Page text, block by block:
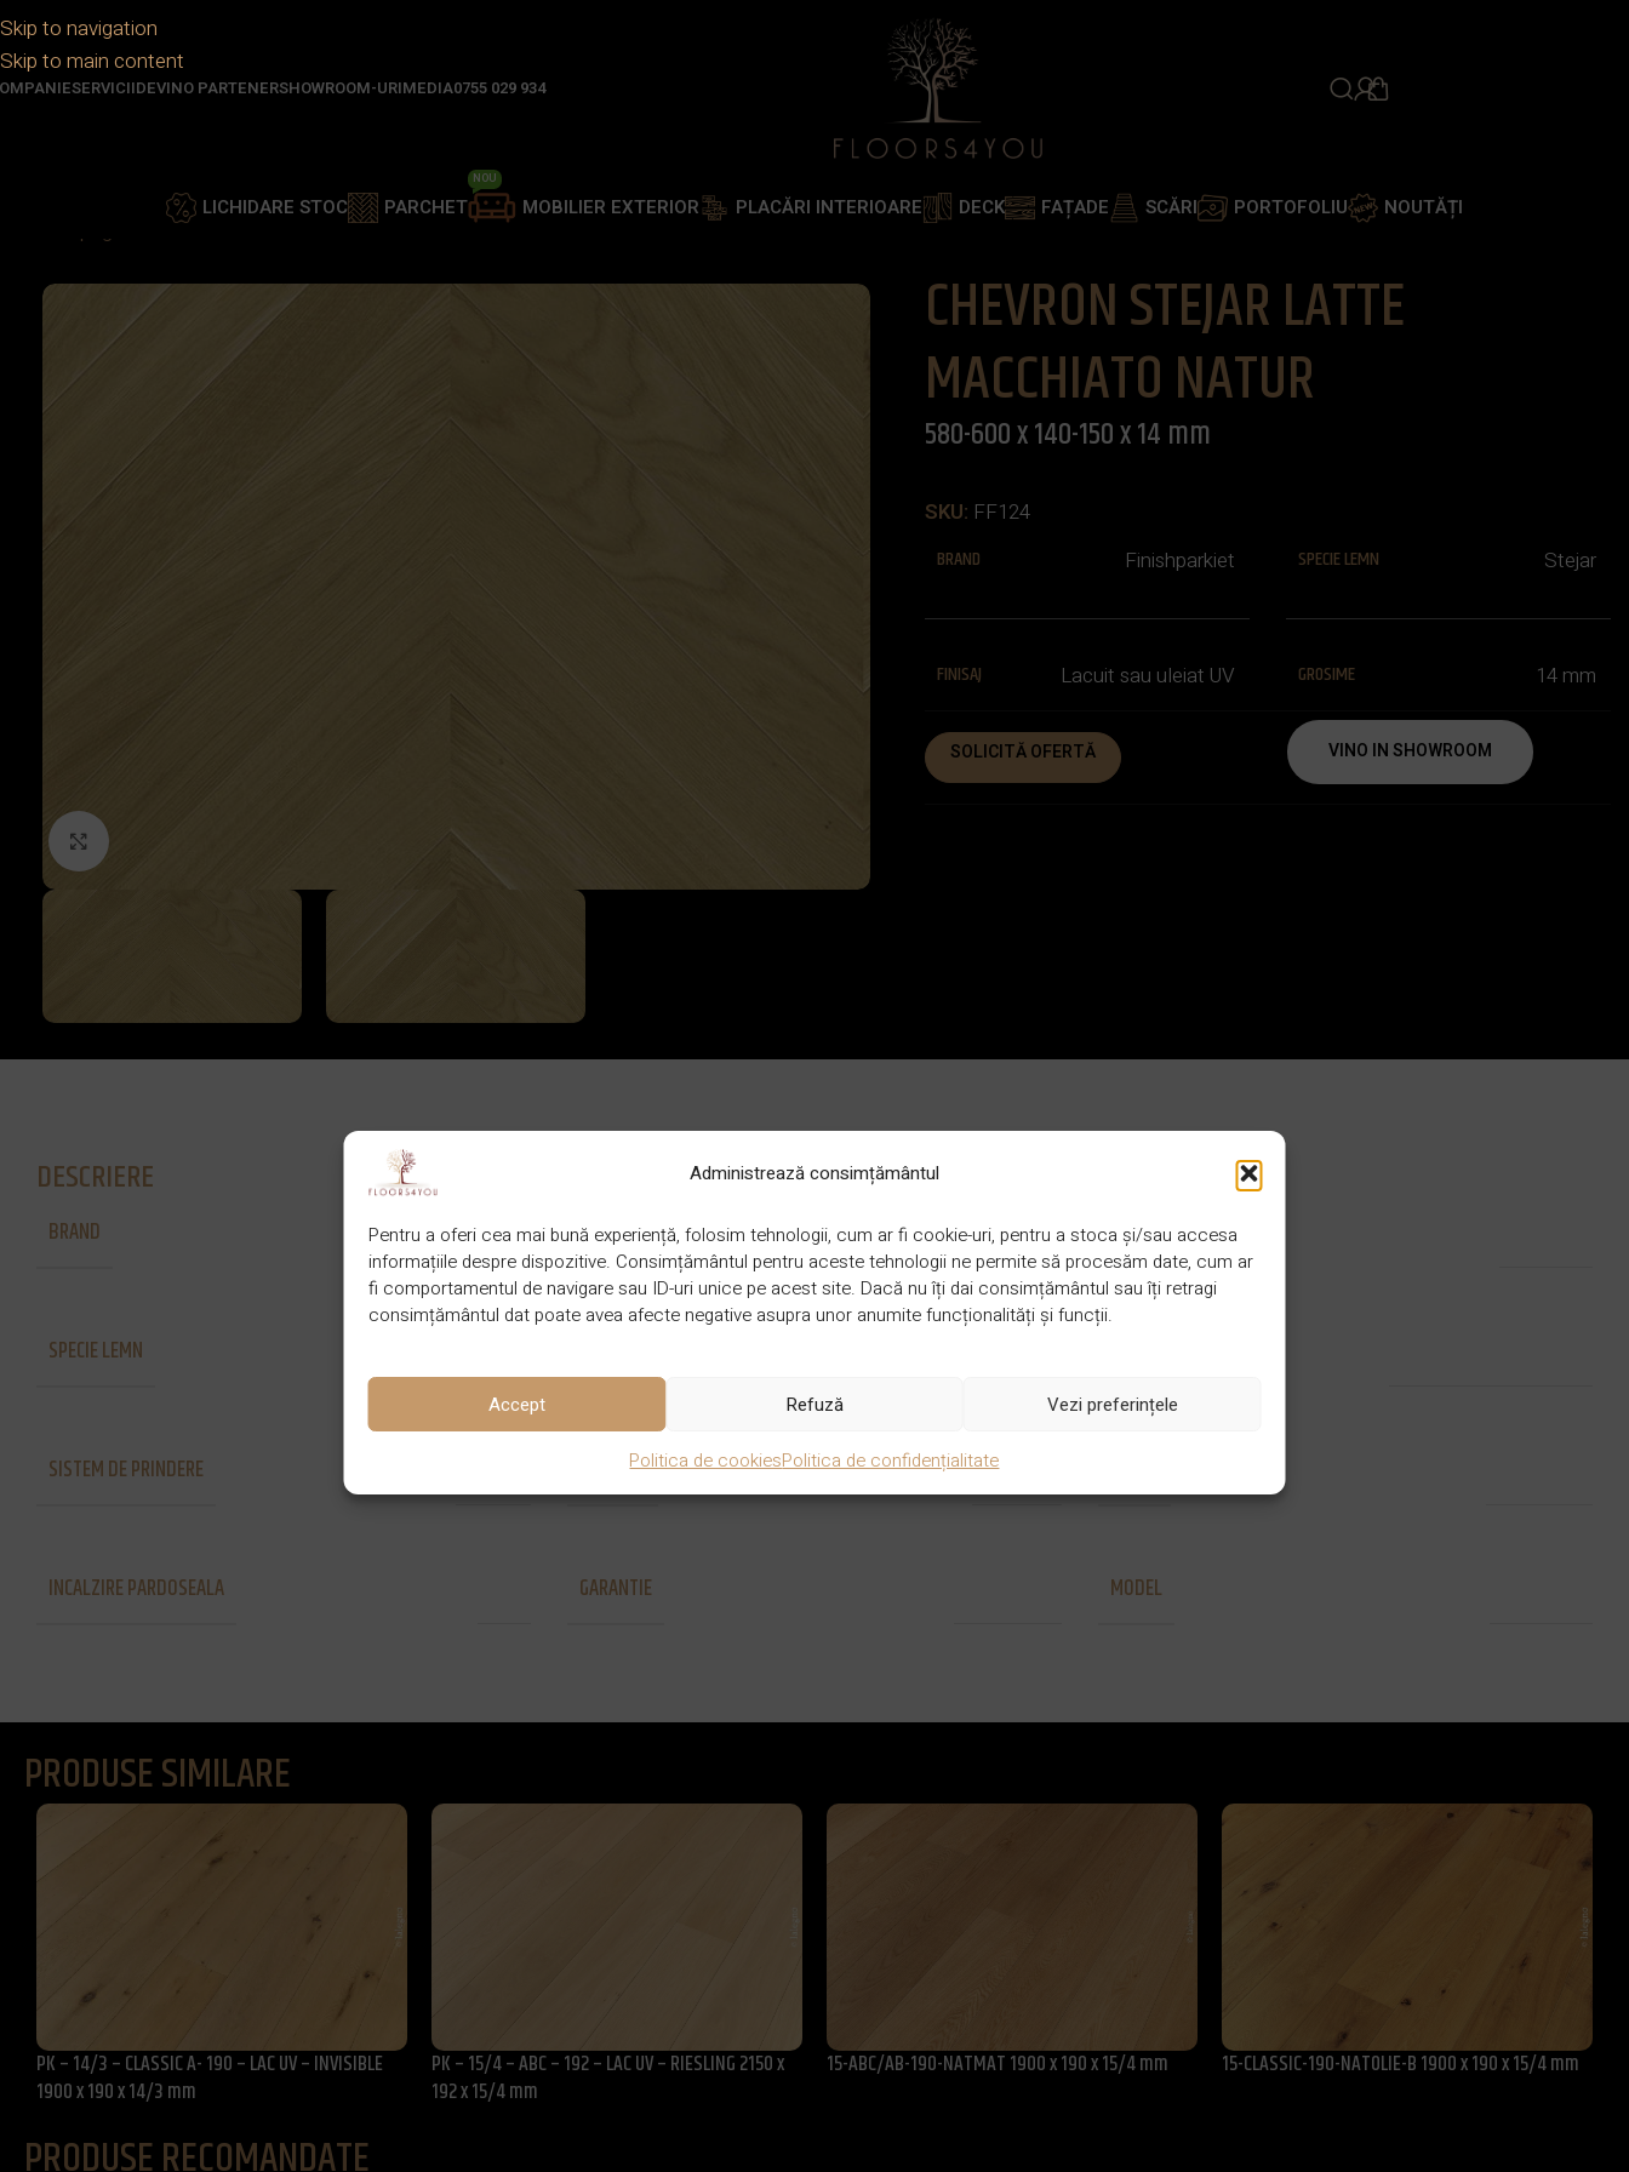
Administrează consimțământul
Pentru a oferi cea mai bună experiență, folosim tehnologii, cum ar fi cookie-uri, pentru a stoca și/sau accesa
informațiile despre dispozitive. Consimțământul pentru aceste tehnologii ne permite să procesăm date, cum ar
fi comportamentul de navigare sau ID-uri unice pe acest site. Dacă nu îți dai consimțământul sau îți retragi
consimțământul dat poate avea afecte negative asupra unor anumite funcționalități și funcții.
Accept Refuză Vezi preferințele
Politica de cookiesPolitica de confidențialitate
Skip to navigation
Skip to main content
SERVICIIDEVINO PARTENERSHOWROOM-URIMEDIA0755 029 934 PROGRAMEAZĂ
LICHIDARE STOC PARCHET MOBILIER EXTERIOR
NOU
PLACĂRI INTERIOARE DECK FAȚADE SCĂRI PORTOFOLIU NOUTĂȚI
Prima pagină Parchet Parchet lemn stratificat CHEVRON STEJAR LATTE MACCHIATO NATUR 580-600 x 140-150 x 14 mm
CHEVRON STEJAR LATTE
MACCHIATO NATUR
580-600 x 140-150 x 14 mm
SKU: FF124
BRAND
Finishparkiet SPECIE LEMN Stejar
FINISAJ Lacuit sau uleiat UV GROSIME 14 mm
SOLICITĂ OFERTĂ VINO IN SHOWROOM
DESCRIERE
BRAND Finishparkiet DIMENSIUNE 580-600 x 140-150 x 14 mm CULOARE
SPECIE LEMN
SISTEM DE PRINDERE GROSIME 14 mm
INCALZIRE PARDOSEALA GARANTIE MODEL
PRODUSE SIMILARE
PK – 14/3 – CLASSIC A- 190 – LAC UV – INVISIBLE
1900 x 190 x 14/3 mm
PK – 15/4 – ABC – 192 – LAC UV – RIESLING 2150 x
192 x 15/4 mm
15-ABC/AB-190-NATMAT 1900 x 190 x 15/4 mm 15-CLASSIC-190-NATOLIE-B 1900 x 190 x 15/4 mm
PRODUSE RECOMANDATE